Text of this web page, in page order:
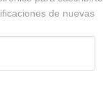
de nuevas